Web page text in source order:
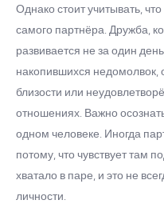
Однако стоит учитывать,
самого партнёра. Дружба,
развивается не за один
накопившихся недомолвок,
близости или
отношениях. Важно
одном человеке. Иногда
потому, что чувствует там
хватало в паре, и это не
личности.